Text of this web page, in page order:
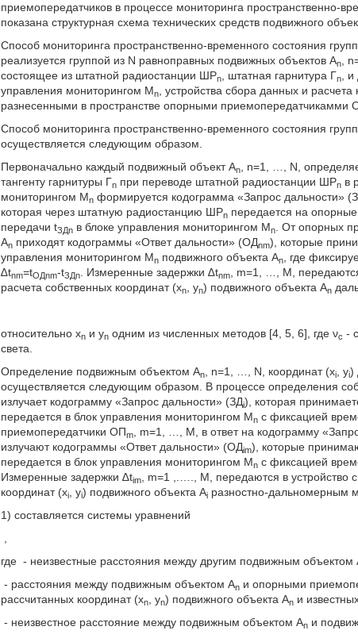
приемопередатчиков в процессе мониторинга пространственно-
показана структурная схема технических средств подвижного
Способ мониторинга пространственно-временного состояния
реализуется группой из N равноправных подвижных объектов Аn
,
состоящее из штатной радиостанции ШРn , штатная гарнитура Гn
,
управления мониторингом Мn , устройства сбора данных и
разнесенными в пространстве опорными приемопередатчикамми
Способ мониторинга пространственно-временного состояния
осуществляется следующим образом.
Первоначально каждый подвижный объект Аn , n=1, …, N,
тангенту гарнитуры Гn при переводе штатной радиостанции ШРn в
мониторингом Мn формируется кодограмма «Запрос дальности»
которая через штатную радиостанцию ШРn передается на
передачи tЗДn в блоке управления мониторингом Мn . От опорных
Аn приходят кодограммы «Ответ дальности» (ОДnm), которые
управления мониторингом Мn подвижного объекта Аn , где
∆tnm=tОДnm-tЗДn . Измеренные задержки ∆tnm , m=1, …, M,
расчета собственных координат (xn , yn) подвижного объекта Аn
относительно xn и yn одним из численных методов [4, 5, 6], где νс -
света.
Определение подвижным объектом Аn , n=1, …, N, координат (xi , yi)
осуществляется следующим образом. В процессе определения
излучает кодограмму «Запрос дальности» (ЗДi), которая
передается в блок управления мониторингом Мn с фиксацией
приемопередатчики ОПm , m=1, …, M, в ответ на кодограмму
излучают кодограммы «Ответ дальности» (ОДim), которые
передается в блок управления мониторингом Мn с фиксацией
Измеренные задержки ∆tim , m=1 ,.…., M, передаются в устройство
координат (xi , yi) подвижного объекта Аi разностно-дальномерным
1) составляется системы уравнений
где - неизвестные расстояния между другим подвижным объектом
- расстояния между подвижным объектом Аn и опорными
рассчитанных координат (xn , yn) подвижного объекта Аn и
- неизвестное расстояние между подвижным объектом Аn и